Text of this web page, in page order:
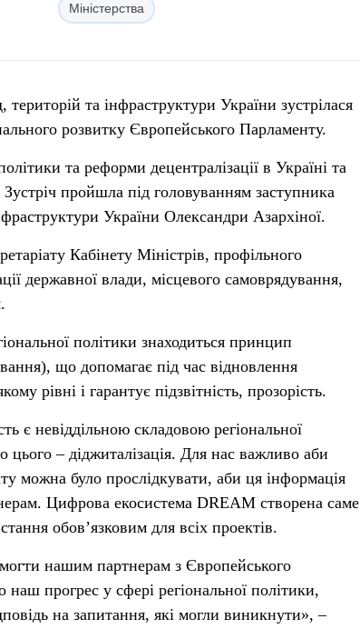
Міністерства
та інфраструктури України зустрілася
розвитку Європейського Парламенту.
та реформи децентралізації в Україні та
пройшла під головуванням заступника
України Олександри Азархіної.
Кабінету Міністрів, профільного
державної влади, місцевого самоврядування,
політики знаходиться принцип
що допомагає під час відновлення
рівні і гарантує підзвітність, прозорість.
є невіддільною складовою регіональної
– діджиталізація. Для нас важливо аби
можна було прослідкувати, аби ця інформація
Цифрова екосистема DREAM створена саме
обов’язковим для всіх проектів.
нашим партнерам з Європейського
прогрес у сфері регіональної політики,
на запитання, які могли виникнути», –